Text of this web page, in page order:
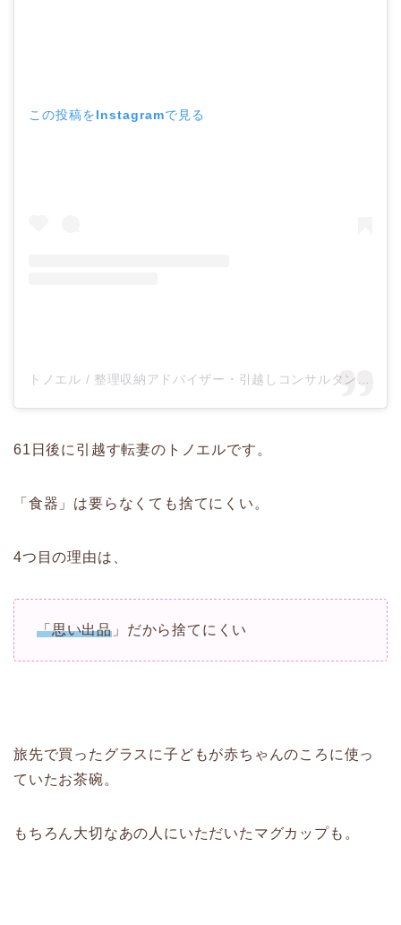
この投稿をInstagramで見る
トノエル / 整理収納アドバイザー・引越しコンサルタント(@tonoel)がシェアした投稿
61日後に引越す転妻のトノエルです。
「食器」は要らなくても捨てにくい。
4つ目の理由は、
「思い出品 」だから捨てにくい
旅先で買ったグラスに子どもが赤ちゃんのころに使っ
ていたお茶碗。
もちろん大切なあの人にいただいたマグカップも。